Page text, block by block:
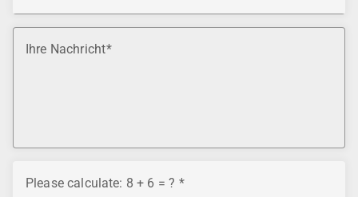
Ihre Nachricht
Please calculate: 8 + 6 = ?